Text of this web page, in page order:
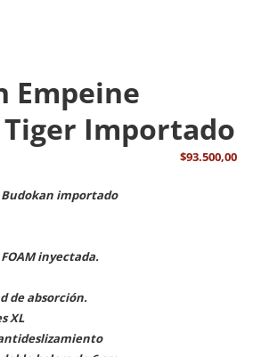
Empeine
Importado
$93.500,00
importado
inyectada.
de absorción.
XL